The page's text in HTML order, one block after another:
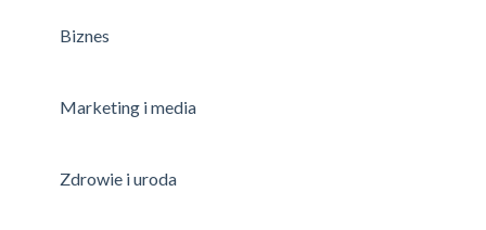
Biznes
Marketing i media
Zdrowie i uroda